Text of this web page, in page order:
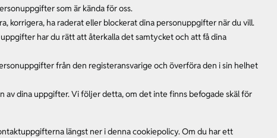
som är kända för oss.
korrigera, ha raderat eller blockerat dina personuppgifter när du vill.
har du rätt att återkalla det samtycket och att få dina
från den registeransvarige och överföra den i sin helhet
av dina uppgifter. Vi följer detta, om det inte finns befogade skäl för
längst ner i denna cookiepolicy. Om du har ett